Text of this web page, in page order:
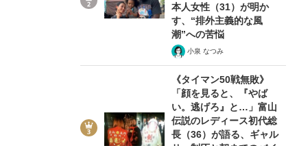
本人女性（31）が明か
す、“排外主義的な風
潮”への苦悩
小泉 なつみ
《タイマン50戦無敗》
「顔を見ると、『やば
い。逃げろ』と…」富山
伝説のレディース初代総
長（36）が語る、ギャル